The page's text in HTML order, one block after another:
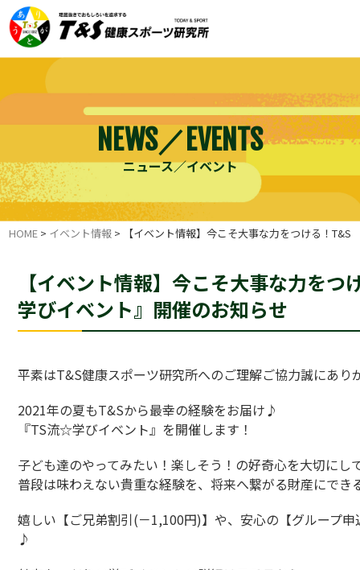
NEWS／EVENTS
ニュース／イベント
HOME > イベント情報 > 【イベント情報】今こそ大事な力をつける！
【イベント情報】今こそ大事な力をつ
学びイベント』開催のお知らせ
平素はT&S健康スポーツ研究所へのご理解ご協力誠にあり
2021年の夏もT&Sから最幸の経験をお届け♪
『TS流☆学びイベント』を開催します！
子ども達のやってみたい！楽しそう！の好奇心を大切にし
普段は味わえない貴重な経験を、将来へ繋がる財産にで
嬉しい【ご兄弟割引(－1,100円)】や、安心の【グループ
♪